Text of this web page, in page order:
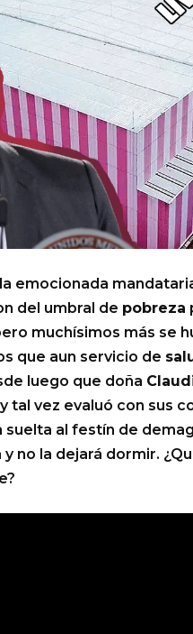
emocionada
del umbral de pobreza
muchísimos más se
que aun servicio de
luego que doña
tal vez evaluó con sus
al festín de
no la dejará dormir.